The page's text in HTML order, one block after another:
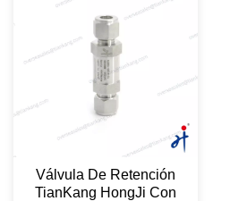
Válvula De Retención
TianKang HongJi Con